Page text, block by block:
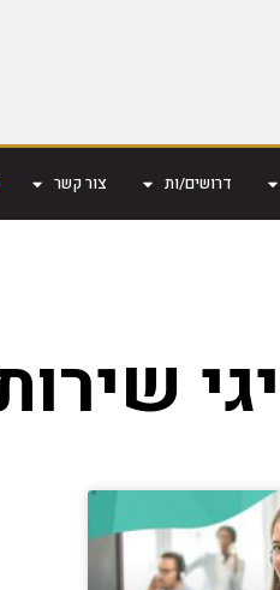
דרושים/ות צור קשר